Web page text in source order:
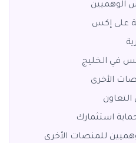
على إكس
في الخليج
الأخرى
استثمارك
للمنصات الأخرى